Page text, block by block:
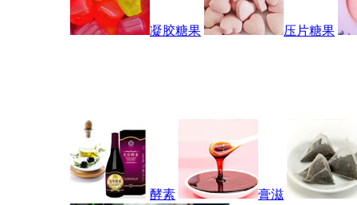
凝胶糖果 压片糖果
酵素 膏滋